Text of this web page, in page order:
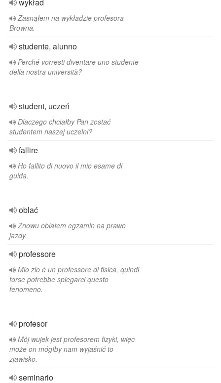
Zasnąłem na wykładzie profesora
Browna.
studente, alunno
Perché vorresti diventare uno studente
della nostra università?
student, uczeń
Dlaczego chciałby Pan zostać
studentem naszej uczelni?
fallire
Ho fallito di nuovo il mio esame di
guida.
oblać
Znowu oblałem egzamin na prawo
jazdy.
professore
Mio zio è un professore di fisica, quindi
forse potrebbe spiegarci questo
fenomeno.
profesor
Mój wujek jest profesorem fizyki, więc
może on mógłby nam wyjaśnić to
zjawisko.
seminario